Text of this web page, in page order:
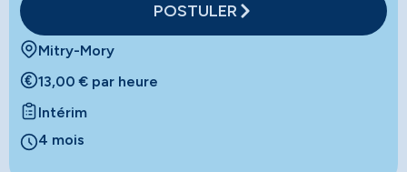
POSTULER
Mitry-Mory
13,00 € par heure
Intérim
4 mois